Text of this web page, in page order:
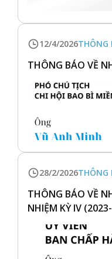
12/4/2026THÔNG
THÔNG BÁO VỀ
28/2/2026THÔNG
THÔNG BÁO VỀ
NHIỆM KỲ IV